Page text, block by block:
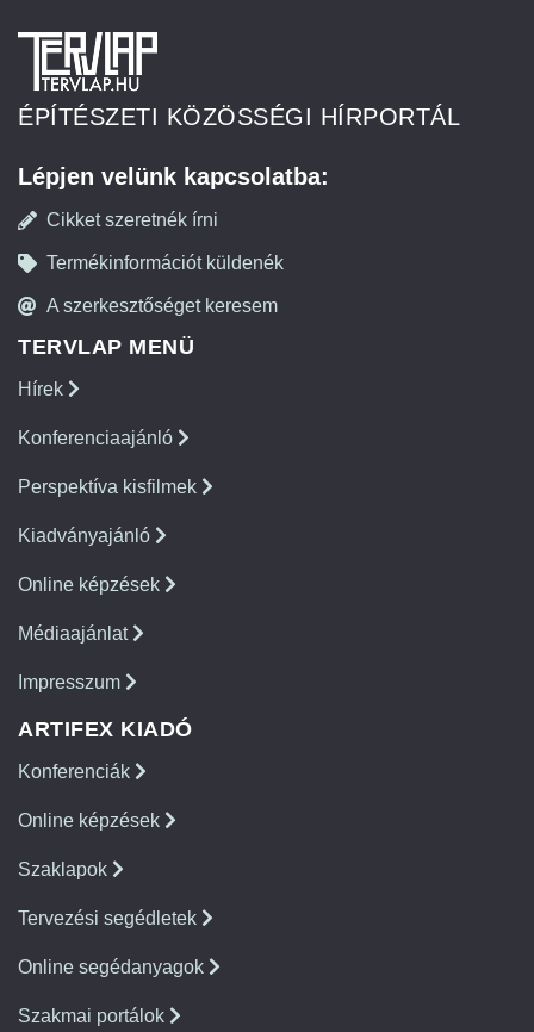
ÉPÍTÉSZETI KÖZÖSSÉGI HÍRPORTÁL
Lépjen velünk kapcsolatba:
Cikket szeretnék írni
Termékinformációt küldenék
A szerkesztőséget keresem
TERVLAP MENÜ
Hírek
Konferenciaajánló
Perspektíva kisfilmek
Kiadványajánló
Online képzések
Médiaajánlat
Impresszum
ARTIFEX KIADÓ
Konferenciák
Online képzések
Szaklapok
Tervezési segédletek
Online segédanyagok
Szakmai portálok